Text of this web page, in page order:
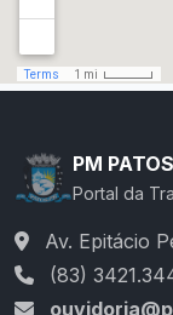
PM PATOS
Portal da
Av. Epitácio
(83)